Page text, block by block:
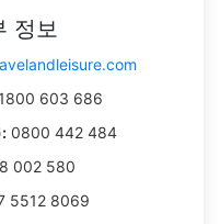
정보
603 686
0800 442 484
002 580
5512 8069